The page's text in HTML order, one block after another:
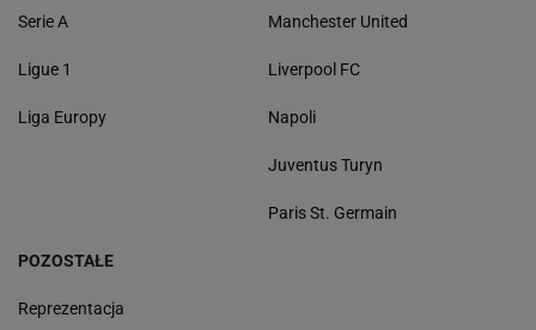
Serie A
Ligue 1
Liga Europy
Manchester United
Liverpool FC
Napoli
Juventus Turyn
Paris St. Germain
POZOSTAŁE
Reprezentacja